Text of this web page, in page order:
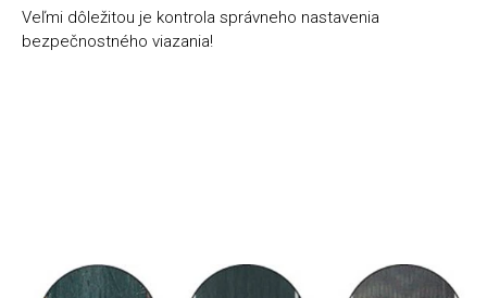
Veľmi dôležitou je kontrola správneho nastavenia
bezpečnostného viazania!
a
m